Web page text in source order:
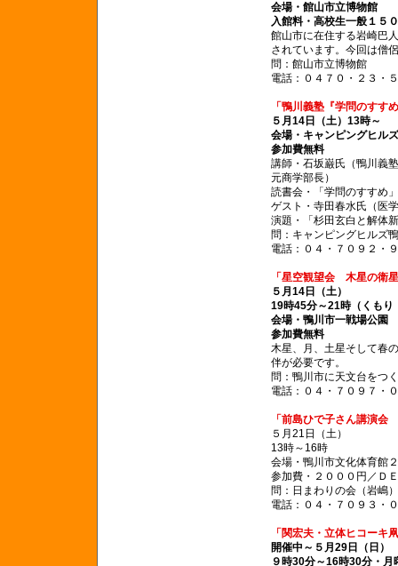
会場・館山市立博物館
入館料・高校生一般１５
館山市に在住する岩崎巴
されています。今回は僧
問：館山市立博物館
電話：０４７０・２３・
「鴨川義塾『学問のすす
５月14日（土）13時～
会場・キャンピングヒル
参加費無料
講師・石坂巌氏（鴨川
元商学部長）
読書会・「学問のすすめ
ゲスト・寺田春水氏（医
演題・「杉田玄白と解体
問：キャンピングヒルズ
電話：０４・７０９２・
「星空観望会 木星の衛
５月14日（土）
19時45分～21時（くもり
会場・鴨川市一戦場公園
参加費無料
木星、月、土星そして春
伴が必要です。
問：鴨川市に天文台をつ
電話：０４・７０９７・
「前島ひで子さん講演
５月21日（土）
13時～16時
会場・鴨川市文化体育館
参加費・２０００円／Ｄ
問：日まわりの会（岩嶋）
電話：０４・７０９３・
「関宏夫・立体ヒコーキ
開催中～５月29日（日）
９時30分～16時30分・月